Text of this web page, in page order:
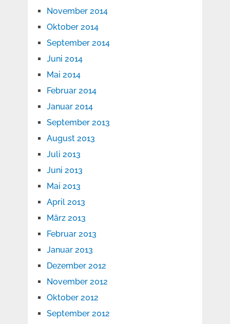
November 2014
Oktober 2014
September 2014
Juni 2014
Mai 2014
Februar 2014
Januar 2014
September 2013
August 2013
Juli 2013
Juni 2013
Mai 2013
April 2013
März 2013
Februar 2013
Januar 2013
Dezember 2012
November 2012
Oktober 2012
September 2012